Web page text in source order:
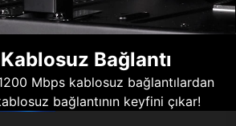
Bağlantı
Mbps kablosuz bağlantılardan
bağlantının keyfini çıkar!